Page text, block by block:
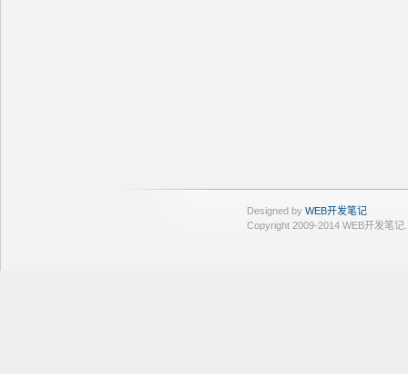
Designed by WEB开发笔记
Copyright 2009-2014 WEB开发笔